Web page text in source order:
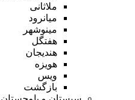
ملاثانی
میانرود
مینوشهر
هفتگل
هندیجان
هویزه
ویس
بازگشت